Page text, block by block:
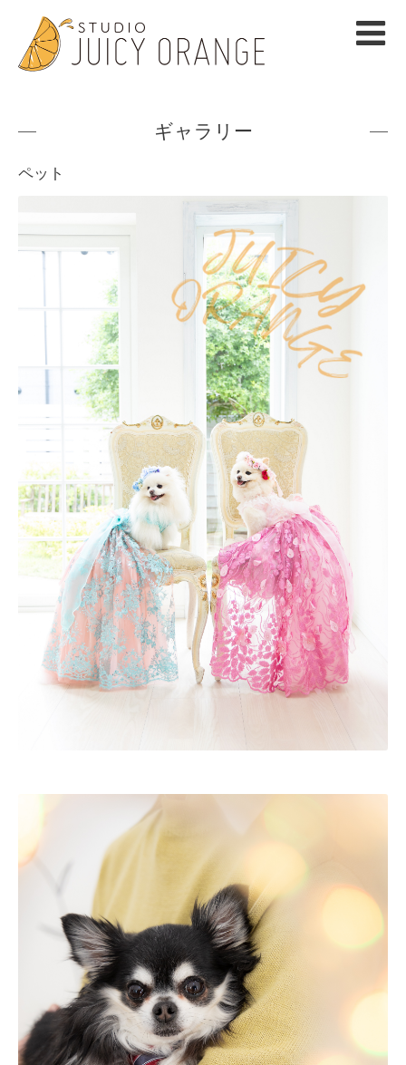
ギャラリー
ペット